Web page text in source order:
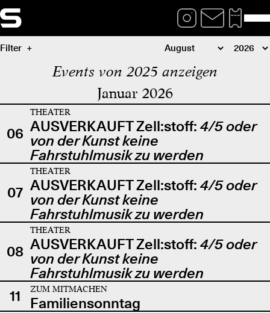
Filter
Events von 2025 anzeigen
Januar 2026
06
THEATER
AUSVERKAUFT Zell:stoff: 4/5 oder
von der Kunst keine
Fahrstuhlmusik zu werden
07
THEATER
AUSVERKAUFT Zell:stoff: 4/5 oder
von der Kunst keine
Fahrstuhlmusik zu werden
08
THEATER
AUSVERKAUFT Zell:stoff: 4/5 oder
von der Kunst keine
Fahrstuhlmusik zu werden
11
ZUM MITMACHEN
Familiensonntag